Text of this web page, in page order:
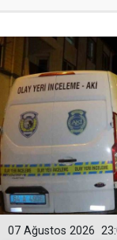
07 Ağustos 2026